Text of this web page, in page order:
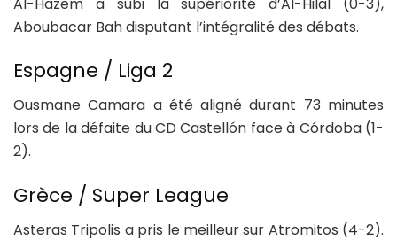
Aboubacar Bah disputant l’intégralité des débats.
Espagne / Liga 2
Ousmane Camara a été aligné durant 73 minutes
lors de la défaite du CD Castellón face à Córdoba (1-
2).
Grèce / Super League
Asteras Tripolis a pris le meilleur sur Atromitos (4-2).